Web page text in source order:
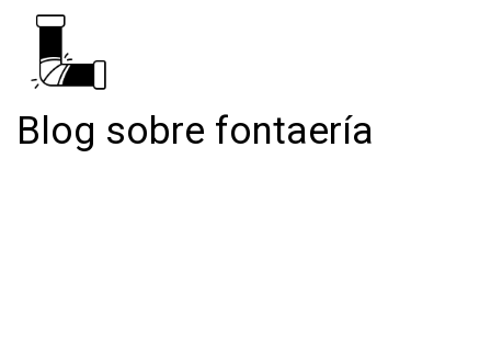
Blog sobre fontaería